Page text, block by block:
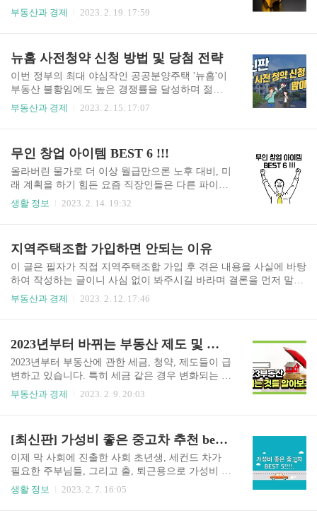
분의 아파트가 노후화로 인해 살기 불편하여 재건
축을 하고 싶어 하지만 그 지역의 낮은 용적률과 안
축물을 업그레이드하여 삶의 질을 올리려 시도하
고 있었습니다. 그러던 중..
이런 제도가 있는 것조차 몰라 이용하지 않는 국민
인하 요구권이란? 2. 금리 인하 요구 신청 방법 3.
금리 인하 요구 시 필요 서류 4. 필자의 한마디 금
리 인하 요구권이란? 금리 인하 요구권은 금융기관
을 이용한 소비자가 자신의 신용 상태가 개선됨에
따라 금리를 낮춰달라고 요구할 수 있는 권리입니
용 평가 점수 상향 ※ 신용 평가 점수 어플을 이용
하여 ..
부동산과 경제 2023. 2. 19. 17:59
뉴홈 사전청약 신청 방법 및 당첨 전략
이번 정부의 최대 야심작인 공공분양주택 '뉴홈'이
부동산 불황임에도 높은 경쟁률을 달성하며 젊은
세대들의 관심을 이끌어낸 가운데 연이은 일반 분
종류 2. '뉴홈' 신청 자격 3. '뉴홈' 청약 신청 방법 4.
'뉴홈' 성공 할까? 사전청약 바로가기 '뉴홈'의 종류
나눔형 : 시세 70%로 분양. 의무 거주 5년. 시세 차
익 70% 일반형 : 시세 80% 분양 선택형 : 6년 거주
후 분양 선택 정부는 청년·서민의 거주 안정을 위
분양을 합니다 ..
부동산과 경제 2023. 2. 15. 17:07
무인 창업 아이템 BEST 6 !!!
올라버린 물가로 더 이상 월급만으론 노후 대비, 미
래 계획을 하기 힘든 요즘 직장인들은 다른 파이프
라인에 관심이 많을 겁니다. 하지만 어디서 어떻게
스크림 2. 무인 카페 3. 무인 코인 노래방 4. 무슨 셀
프 사진관 5. 무인 셀프 빨래방 6. 무인 스터디 카페
7. 끝맺음 1. 무인 아이스크림 진입하기 편함 창업
비용이 상대적으로 저렴 위치가 좋아야 함 물건 도
난의 위험성 무인 아이스크림 가게는 무인 창업으
냉장고 정도만 세팅하면 손 볼것이 없기에 다른 무
인 ..
생활 정보 2023. 2. 14. 19:32
지역주택조합 가입하면 안되는 이유
이 글은 필자가 직접 지역주택조합 가입 후 겪은 내용을 사실에 바탕
하여 작성하는 글이니 사심 없이 봐주시길 바라며 결론을 먼저 말씀
드리면 필자의 조합은 성공적인 일반 분양 후 현재 착공 중에 있습니
조합은 현재 일반 분양 완판 후 준공을 바라보고 있습니다. 그래서
이 글을 쓰는 게 모순이라 생각하실 수도 있겠지만 사실은 절대 그렇
지 않은 것이 조합 가입 후 약 8년이라는 고통의 시간과 기회비용,
거기에 따라오는 악재들 까지 생각하면 외부에서는 일반 분양가보
다 저렴하게 착공하여 성공한 조합이라 칭하지만 결..
부동산과 경제 2023. 2. 12. 17:46
2023년부터 바뀌는 부동산 제도 및 정책
2023년부터 부동산에 관한 세금, 청약, 제도들이 급
변하고 있습니다. 특히 세금 같은 경우 변화되는 부
분이 많으니 미리 잘 파악하고 있으면 절세할 수 있
화 1. 부동산 취득세 과세표준 실거래가로 변경 기
존의 경우 신고가액이나 시가 표준액 중 더 높은 금
액으로 적용하였지만 2023년 1월 1일부터 유상, 원
시취득은 실제 취득한 가액에 따라 취득세 납부해
야 합니다. 2. 증여취득 취득세 '시가 인정액' 적용
부동산과 경제 2023. 2. 9. 20:03
[최신판] 가성비 좋은 중고차 추천 best5!!!
이제 막 사회에 진출한 사회 초년생, 세컨드 차가
필요한 주부님들, 그리고 출, 퇴근용으로 가성비 좋
은 중고차 구입하시려는 분들 많으시죠? 어디서부
생활 정보 2023. 2. 7. 16:05